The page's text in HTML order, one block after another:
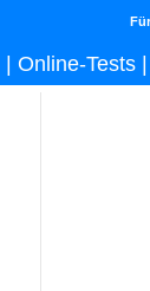
Online-Tests